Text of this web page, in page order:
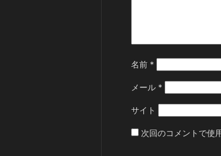
名前 *
メール *
サイト
次回のコメントで使